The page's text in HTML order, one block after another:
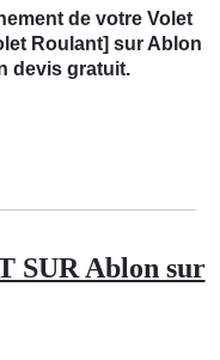
de votre Volet
Roulant] sur Ablon
devis gratuit.
SUR Ablon sur